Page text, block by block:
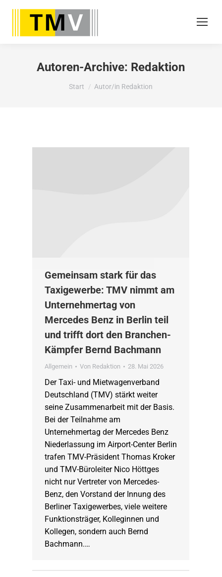
Autoren-Archive: Redaktion
Sie befinden sich hier:
Start Autor/in Redaktion
Gemeinsam stark für das
Taxigewerbe: TMV nimmt am
Unternehmertag von
Mercedes Benz in Berlin teil
und trifft dort den Branchen-
Kämpfer Bernd Bachmann
Allgemein Von Redaktion 28. Mai 2026
Der Taxi- und Mietwagenverband
Deutschland (TMV) stärkt weiter
seine Zusammenarbeit mit der Basis.
Bei der Teilnahme am
Unternehmertag der Mercedes Benz
Niederlassung im Airport-Center Berlin
trafen TMV-Präsident Thomas Kroker
und TMV-Büroleiter Nico Höttges
nicht nur Vertreter von Mercedes-
Benz, den Vorstand der Innung des
Berliner Taxigewerbes, viele weitere
Funktionsträger, Kolleginnen und
Kollegen, sondern auch Bernd
Bachmann.…